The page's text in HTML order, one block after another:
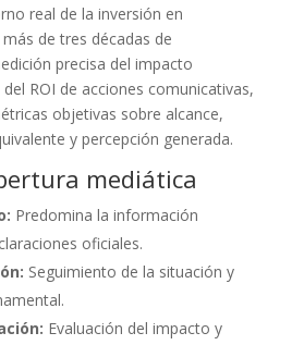
real de la inversión en
de tres décadas de
precisa del impacto
ROI de acciones comunicativas,
objetivas sobre alcance,
y percepción generada.
mediática
Predomina la información
oficiales.
Seguimiento de la situación y
Evaluación del impacto y